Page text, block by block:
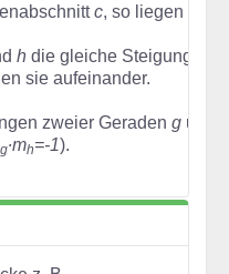
c, so liegen sie
h die gleiche Steigung
sie aufeinander.
zweier Geraden g und
g∙mh=-1).